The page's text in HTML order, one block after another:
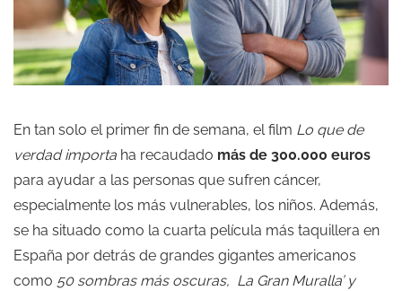
En tan solo el primer fin de semana, el film Lo que de
verdad importa ha recaudado más de 300.000 euros
para ayudar a las personas que sufren cáncer,
especialmente los más vulnerables, los niños. Además,
se ha situado como la cuarta película más taquillera en
España por detrás de grandes gigantes americanos
como 50 sombras más oscuras, La Gran Muralla’ y